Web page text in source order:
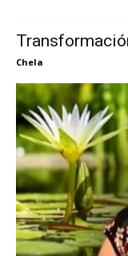
Chela